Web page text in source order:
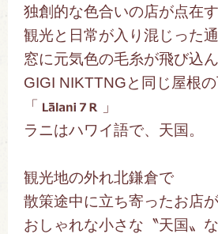
独創的な色合いの店が点在す
観光と日常が入り混じった通
窓に元気色の毛糸が飛び込
GIGI NIKTTNGと同じ屋根
「
」
ラニはハワイ語で、天国。
観光地の外れ北鎌倉で
散策途中に立ち寄ったお店が
おしゃれな小さな〝天国〟